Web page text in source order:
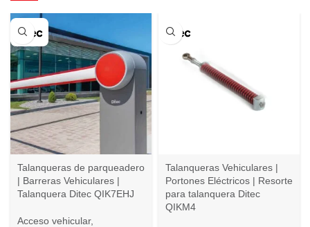
Talanqueras de parqueadero
| Barreras Vehiculares |
Talanquera Ditec QIK7EHJ
Acceso vehicular,
Talanqueras Vehiculares |
Portones Eléctricos | Resorte
para talanquera Ditec
QIKM4